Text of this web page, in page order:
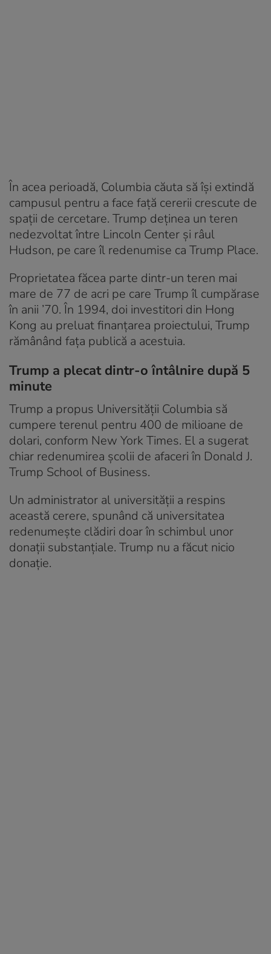
În acea perioadă, Columbia căuta să își extindă
campusul pentru a face față cererii crescute de
spații de cercetare. Trump deținea un teren
nedezvoltat între Lincoln Center și râul
Hudson, pe care îl redenumise ca Trump Place.
Proprietatea făcea parte dintr-un teren mai
mare de 77 de acri pe care Trump îl cumpărase
în anii ’70. În 1994, doi investitori din Hong
Kong au preluat finanțarea proiectului, Trump
rămânând fața publică a acestuia.
Trump a plecat dintr-o întâlnire după 5
minute
Trump a propus Universității Columbia să
cumpere terenul pentru 400 de milioane de
dolari, conform New York Times. El a sugerat
chiar redenumirea școlii de afaceri în Donald J.
Trump School of Business.
Un administrator al universității a respins
această cerere, spunând că universitatea
redenumește clădiri doar în schimbul unor
donații substanțiale. Trump nu a făcut nicio
donație.